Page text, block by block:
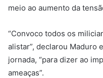
meio ao aumento da
“Convoco todos os
alistar”, declarou Maduro
jornada, “para dizer ao
ameaças”.